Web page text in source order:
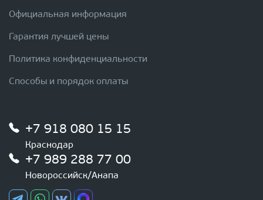
Официальная информация
Гарантия лучшей цены
Политика конфиденциальности
Способы и порядок оплаты
+7 918 080 15 15
Краснодар
+7 989 288 77 00
Новороссийск/Анапа